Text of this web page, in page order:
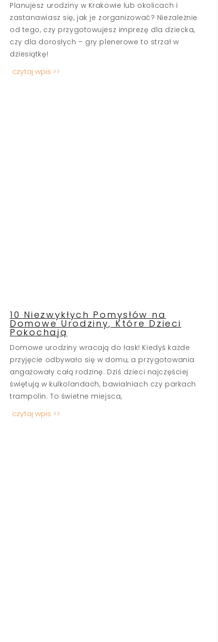
Planujesz urodziny w Krakowie lub okolicach i
zastanawiasz się, jak je zorganizować? Niezależnie
od tego, czy przygotowujesz imprezę dla dziecka,
czy dla dorosłych – gry plenerowe to strzał w
dziesiątkę!
czytaj wpis >>
10 Niezwykłych Pomysłów na
Domowe Urodziny, Które Dzieci
Pokochają
Domowe urodziny wracają do łask! Kiedyś każde
przyjęcie odbywało się w domu, a przygotowania
angażowały całą rodzinę. Dziś dzieci najczęściej
świętują w kulkolandach, bawialniach czy parkach
trampolin. To świetne miejsca,
czytaj wpis >>